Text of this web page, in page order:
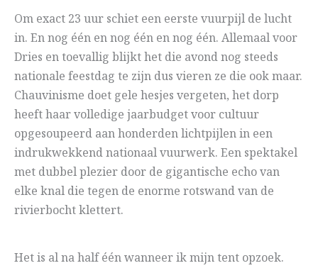
Om exact 23 uur schiet een eerste vuurpijl de lucht
in. En nog één en nog één en nog één. Allemaal voor
Dries en toevallig blijkt het die avond nog steeds
nationale feestdag te zijn dus vieren ze die ook maar.
Chauvinisme doet gele hesjes vergeten, het dorp
heeft haar volledige jaarbudget voor cultuur
opgesoupeerd aan honderden lichtpijlen in een
indrukwekkend nationaal vuurwerk. Een spektakel
met dubbel plezier door de gigantische echo van
elke knal die tegen de enorme rotswand van de
rivierbocht klettert.
Het is al na half één wanneer ik mijn tent opzoek.